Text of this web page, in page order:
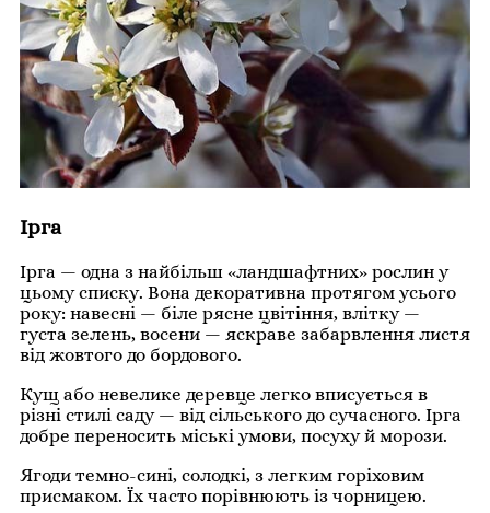
Ірга
Ірга — одна з найбільш «ландшафтних» рослин у
цьому списку. Вона декоративна протягом усього
року: навесні — біле рясне цвітіння, влітку —
густа зелень, восени — яскраве забарвлення листя
від жовтого до бордового.
Кущ або невелике деревце легко вписується в
різні стилі саду — від сільського до сучасного. Ірга
добре переносить міські умови, посуху й морози.
Ягоди темно-сині, солодкі, з легким горіховим
присмаком. Їх часто порівнюють із чорницею.